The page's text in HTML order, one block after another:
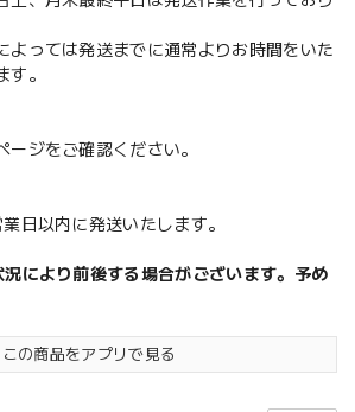
っては発送までに通常よりお時間をいた
。
ージをご確認ください。
日以内に発送いたします。
により前後する場合がございます。予め
この商品をアプリで見る